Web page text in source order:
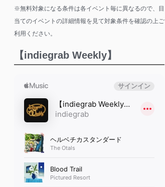
※無料対象になる条件は各イベント毎に異なるので、目
当てのイベントの詳細情報を見て対象条件を確認の上ご
利用ください。
【indiegrab Weekly】